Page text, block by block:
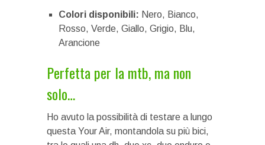
Colori disponibili: Nero, Bianco,
Rosso, Verde, Giallo, Grigio, Blu,
Arancione
Perfetta per la mtb, ma non
solo…
Ho avuto la possibilità di testare a lungo
questa Your Air, montandola su più bici,